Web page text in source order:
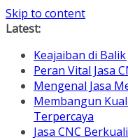
Skip to content
Latest:
Keajaiban di Balik
Peran Vital Jasa
Mengenal Jasa
Membangun
Terpercaya
Jasa CNC